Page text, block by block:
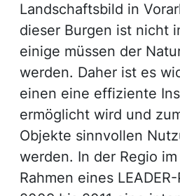
Landschaftsbild in
dieser Burgen ist nicht
einige müssen der
werden. Daher ist es
einen eine effiziente
ermöglicht wird und
Objekte sinnvollen
werden. In der Regio
Rahmen eines